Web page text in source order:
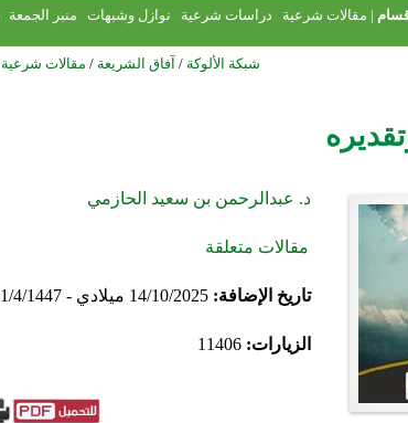
| مقالات شرعية دراسات شرعية نوازل وشبهات منبر الجمعة
شبكة الألوكة / آفاق الشريعة / مقالات شرعية
د. عبدالرحمن بن سعيد الحازمي
مقالات متعلقة
تاريخ الإضافة:14/10/2025 ميلادي - 21/4/1447 هجري
الزيارات:11406